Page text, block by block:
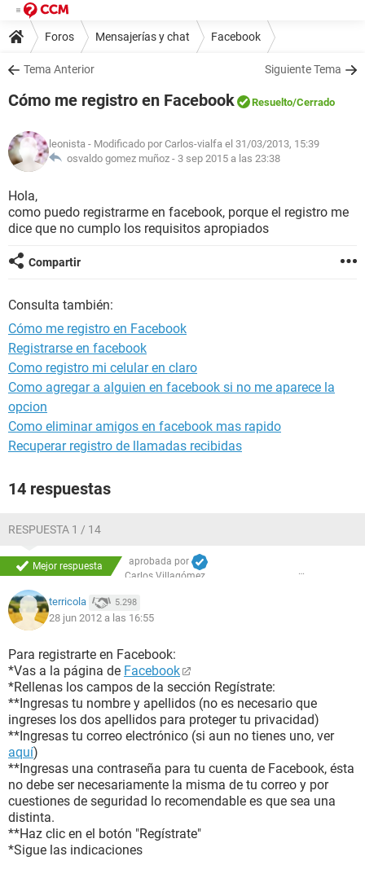
Foros Mensajerías y chat Facebook
Tema Anterior Siguiente Tema
Cómo me registro en Facebook Resuelto/Cerrado
leonista - Modificado por Carlos-vialfa el 31/03/2013, 15:39
osvaldo gomez muñoz - 3 sep 2015 a las 23:38
Hola,
como puedo registrarme en facebook, porque el registro me
dice que no cumplo los requisitos apropiados
Compartir
Consulta también:
Cómo me registro en Facebook
Registrarse en facebook
Como registro mi celular en claro
Como agregar a alguien en facebook si no me aparece la
opcion
Como eliminar amigos en facebook mas rapido
Recuperar registro de llamadas recibidas
14 respuestas
RESPUESTA 1 / 14
Mejor respuesta
aprobada por
Carlos Villagómez
terricola 5.298
28 jun 2012 a las 16:55
Para registrarte en Facebook:
*Vas a la página de Facebook
*Rellenas los campos de la sección Regístrate:
**Ingresas tu nombre y apellidos (no es necesario que
ingreses los dos apellidos para proteger tu privacidad)
**Ingresas tu correo electrónico (si aun no tienes uno, ver
aquí)
**Ingresas una contraseña para tu cuenta de Facebook, ésta
no debe ser necesariamente la misma de tu correo y por
cuestiones de seguridad lo recomendable es que sea una
distinta.
**Haz clic en el botón "Regístrate"
*Sigue las indicaciones